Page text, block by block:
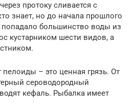
протоку сливается с
знает, но до начала прошлого
большинство воды из
кустарником шести видов, а
– это ценная грязь. От
сероводородный
кефаль. Рыбалка имеет